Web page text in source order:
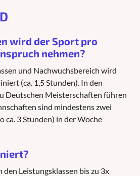
wird der Sport pro
nehmen?
und Nachwuchsbereich wird
(ca. 1,5 Stunden). In den
Deutschen Meisterschaften führen
sind mindestens zwei
ca. 3 Stunden) in der Woche
Leistungsklassen bis zu 3x